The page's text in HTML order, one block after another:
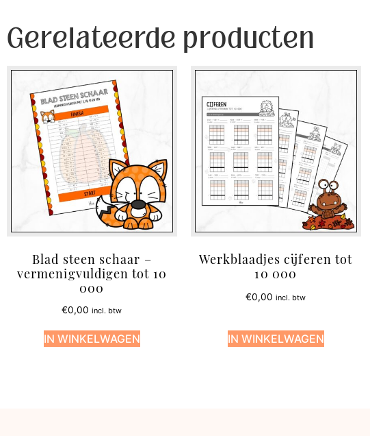
Gerelateerde producten
Blad steen schaar –
vermenigvuldigen tot 10
000
€0,00 incl. btw
IN WINKELWAGEN
Werkblaadjes cijferen tot
10 000
€0,00 incl. btw
IN WINKELWAGEN